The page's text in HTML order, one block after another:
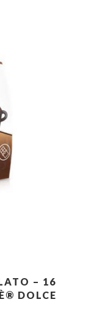
– 16
DOLCE